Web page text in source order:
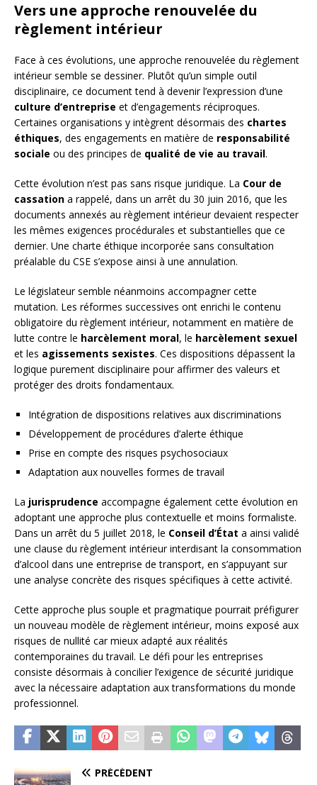
Vers une approche renouvelée du
règlement intérieur
Face à ces évolutions, une approche renouvelée du règlement
intérieur semble se dessiner. Plutôt qu’un simple outil
disciplinaire, ce document tend à devenir l’expression d’une
culture d’entreprise et d’engagements réciproques.
Certaines organisations y intègrent désormais des chartes
éthiques, des engagements en matière de responsabilité
sociale ou des principes de qualité de vie au travail.
Cette évolution n’est pas sans risque juridique. La Cour de
cassation a rappelé, dans un arrêt du 30 juin 2016, que les
documents annexés au règlement intérieur devaient respecter
les mêmes exigences procédurales et substantielles que ce
dernier. Une charte éthique incorporée sans consultation
préalable du CSE s’expose ainsi à une annulation.
Le législateur semble néanmoins accompagner cette
mutation. Les réformes successives ont enrichi le contenu
obligatoire du règlement intérieur, notamment en matière de
lutte contre le harcèlement moral, le harcèlement sexuel
et les agissements sexistes. Ces dispositions dépassent la
logique purement disciplinaire pour affirmer des valeurs et
protéger des droits fondamentaux.
Intégration de dispositions relatives aux discriminations
Développement de procédures d’alerte éthique
Prise en compte des risques psychosociaux
Adaptation aux nouvelles formes de travail
La jurisprudence accompagne également cette évolution en
adoptant une approche plus contextuelle et moins formaliste.
Dans un arrêt du 5 juillet 2018, le Conseil d’État a ainsi validé
une clause du règlement intérieur interdisant la consommation
d’alcool dans une entreprise de transport, en s’appuyant sur
une analyse concrète des risques spécifiques à cette activité.
Cette approche plus souple et pragmatique pourrait préfigurer
un nouveau modèle de règlement intérieur, moins exposé aux
risques de nullité car mieux adapté aux réalités
contemporaines du travail. Le défi pour les entreprises
consiste désormais à concilier l’exigence de sécurité juridique
avec la nécessaire adaptation aux transformations du monde
professionnel.
PRÉCÉDENT